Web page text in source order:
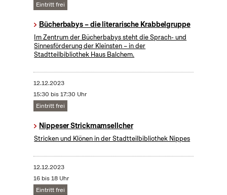
Eintritt frei
Bücherbabys – die literarische Krabbelgruppe
Im Zentrum der Bücherbabys steht die Sprach- und
Sinnesförderung der Kleinsten – in der
Stadtteilbibliothek Haus Balchem.
12.12.2023
15:30 bis 17:30 Uhr
Eintritt frei
Nippeser Strickmamsellcher
Stricken und Klönen in der Stadtteilbibliothek Nippes
12.12.2023
16 bis 18 Uhr
Eintritt frei